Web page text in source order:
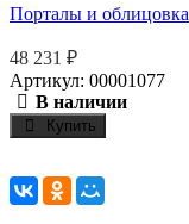
Порталы и облицовка
48 231 ₽
Артикул: 00001077
В наличии
Купить